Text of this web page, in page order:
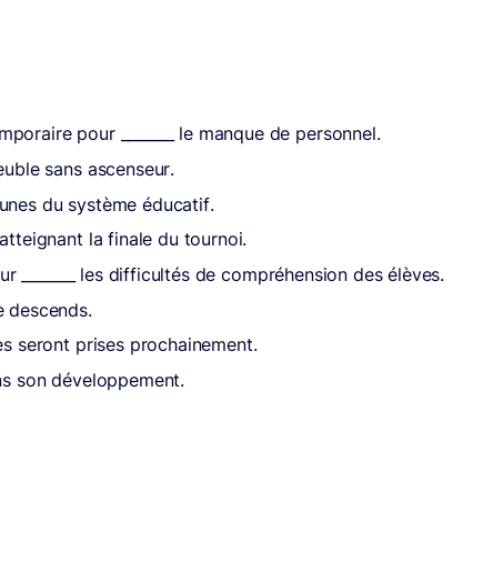
pour _______ le manque de personnel.
sans ascenseur.
du système éducatif.
atteignant la finale du tournoi.
_______ les difficultés de compréhension des élèves.
descends.
seront prises prochainement.
son développement.